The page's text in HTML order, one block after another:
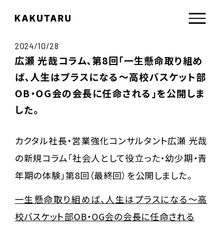
広瀬 光哉コラム、第8回「一生懸命取り組め
ば、人生はプラスになる～高校バスケット部
OB・OG会の会長に任命される」を公開しま
した。
2024/10/28
カクタル社長・営業強化コンサルタント広瀬 光哉
の新規コラム「社会人として役立った・幼少期・青
年期の体験」第8回（最終回）を公開しました。
一生懸命取り組めば、人生はプラスになる～高
校バスケット部OB・OG会の会長に任命される